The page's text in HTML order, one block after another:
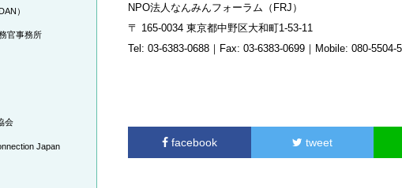
NPO法人なんみんフォーラム（FRJ）
〒 165-0034 東京都中野区大和町1‐53‐11
Tel: 03-6383-0688｜Fax: 03-6383-0699｜Mobile: 080-5504-
facebook tweet
）
官事務所
会
Japan